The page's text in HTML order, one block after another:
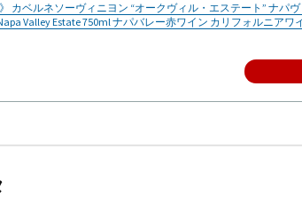
カベルネソーヴィニヨン “オークヴィル・エステート” ナパヴ
Valley Estate 750ml ナパバレー赤ワイン カリフォルニア